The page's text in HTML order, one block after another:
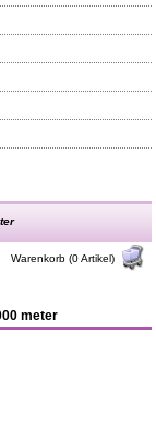
Warenkorb (0 Artikel)
meter